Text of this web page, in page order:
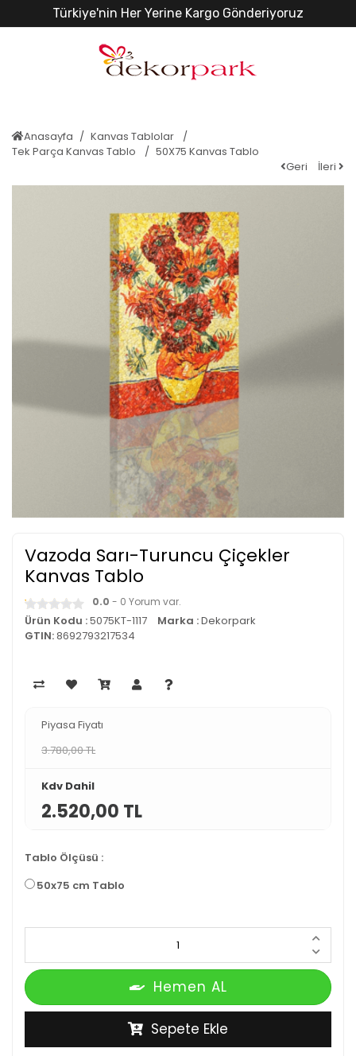
Türkiye'nin Her Yerine Kargo Gönderiyoruz
Anasayfa
Kanvas Tablolar
Tek Parça Kanvas Tablo
50X75 Kanvas Tablo
Geri
İleri
Vazoda Sarı-Turuncu Çiçekler
Kanvas Tablo
0.0 - 0 Yorum var.
Ürün Kodu :5075KT-1117 Marka :Dekorpark
GTIN:8692793217534
Piyasa Fiyatı
3.780,00 TL
Kdv Dahil
2.520,00 TL
Tablo Ölçüsü :
50x75 cm Tablo
Hemen AL
Sepete Ekle